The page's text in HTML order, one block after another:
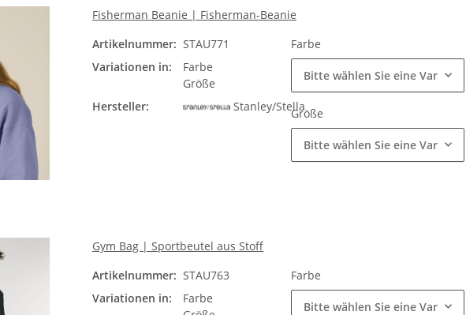
Fisherman Beanie | Fisherman-Beanie
Artikelnummer: STAU771
Variationen in:
Farbe
Größe
Hersteller:
Stanley/Stella
Farbe
Bitte wählen Sie eine Variation.
Größe
Bitte wählen Sie eine Variation.
Gym Bag | Sportbeutel aus Stoff
Artikelnummer: STAU763
Variationen in:
Farbe
Farbe
Bitte wählen Sie eine Variation.